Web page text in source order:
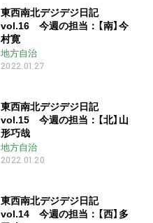
東西南北デジデジ日記
vol.16 今週の担当：【南】今
村寛
地方自治
2022.01.27
東西南北デジデジ日記
vol.15 今週の担当：【北】山
形巧哉
地方自治
2022.01.20
東西南北デジデジ日記
vol.14 今週の担当：【西】多